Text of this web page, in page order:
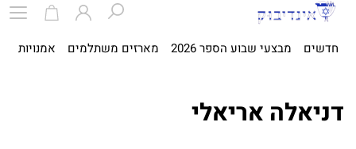
חדשים מבצעי שבוע הספר 2026 מארזים משתלמים אמנויות
דניאלה אריאלי